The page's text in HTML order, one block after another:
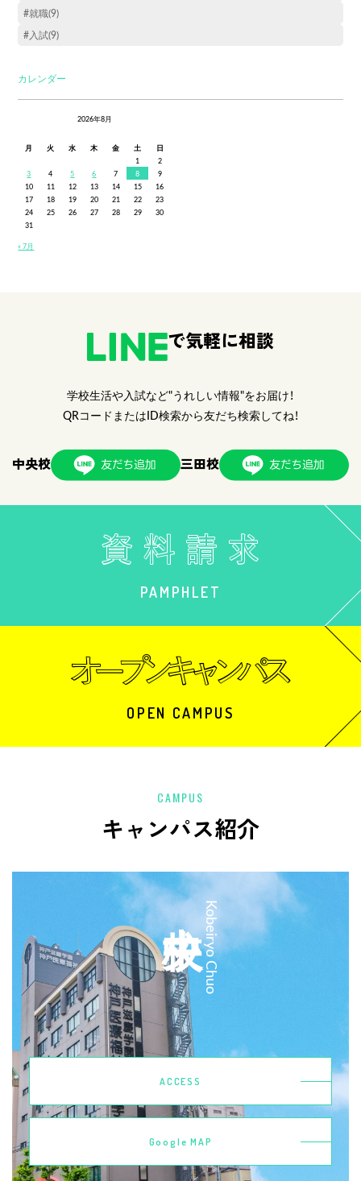
#就職(9)
#入試(9)
カレンダー
2026年8月
月 火 水 木 金 土
日
1
2
3
4 5 6 7 8
9
10
11 12 13 14 15
16
17
18 19 20 21 22
23
24
25 26 27 28 29
30
31
« 7月
で気軽に相談
学校生活や入試など"うれしい情報"をお届け！
QRコードまたはID検索から友だち検索してね！
中央校 三田校
PAMPHLET
OPEN CAMPUS
CAMPUS
キャンパス紹介
Kobeiryo Chuo
ACCESS
Google MAP